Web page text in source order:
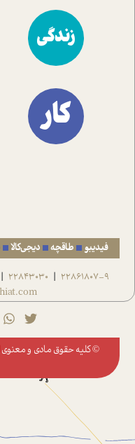
زندگی
کار
فیدیبو طاقچه دیجی‌کالا
22861807-9
|
22843030
|
© کلیه حقوق مادی و